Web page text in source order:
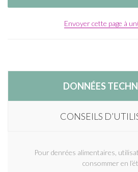
Envoyer cette page à
DONNÉES
CONSEILS
Pour denrées alimentaires,
consommer en